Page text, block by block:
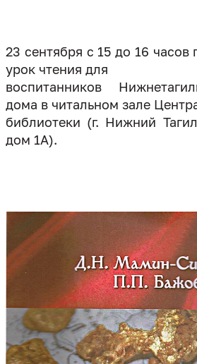
23 сентября с 15 до 16 часов
урок чтения для
воспитанников
дома в читальном зале
библиотеки (г. Нижний
дом 1А).